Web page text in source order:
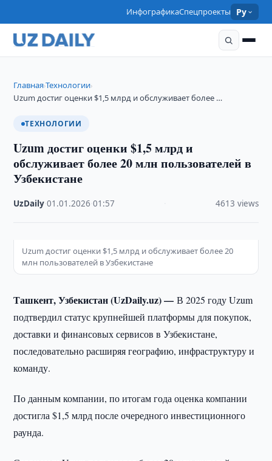
ИнфографикаСпецпроекты Ру
Главная›Технологии›
Uzum достиг оценки $1,5 млрд и обслуживает более …
ТЕХНОЛОГИИ
Uzum достиг оценки $1,5 млрд и
обслуживает более 20 млн пользователей в
Узбекистане
UzDaily ·01.01.2026 ·01:57 4613 views
Uzum достиг оценки $1,5 млрд и обслуживает более 20
млн пользователей в Узбекистане
Ташкент, Узбекистан (UzDaily.uz) —В 2025 году Uzum
подтвердил статус крупнейшей платформы для покупок,
доставки и финансовых сервисов в Узбекистане,
последовательно расширяя географию, инфраструктуру и
команду.
По данным компании, по итогам года оценка компании
достигла $1,5 млрд после очередного инвестиционного
раунда.